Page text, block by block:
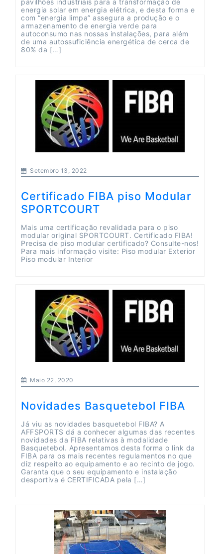
pavilhões industriais para a transformação de
energia solar em energia elétrica, e desta forma e
com “energia limpa” assegura a produção e o
armazenamento de energia verde para
autoconsumo nas nossas instalações, para além
de uma autossuficiência energética de cerca de
80% da […]
Setembro 13, 2022
Certificado FIBA piso Modular
SPORTCOURT
Mais uma certificação revalidada para o piso
modular original SPORTCOURT. Certificado FIBA!
Precisa de piso modular certificado? Consulte-nos!
Para mais informação visite: Piso modular Exterior
Piso modular Interior
Maio 22, 2020
Novidades Basquetebol FIBA
Já viu as novidades basquetebol FIBA? A
AFFSPORTS dá a conhecer algumas das recentes
novidades da FIBA relativas à modalidade
Basquetebol. Apresentamos desta forma o link da
FIBA para os mais recentes regulamentos no que
diz respeito ao equipamento e ao recinto de jogo.
Garanta que o seu equipamento e instalação
desportiva é CERTIFICADA pela […]